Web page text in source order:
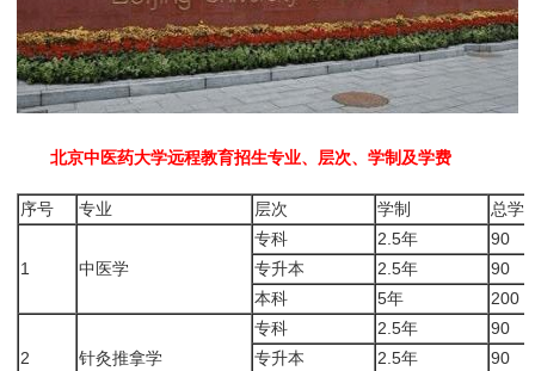
北京中医药大学远程教育招生专业、层次、学制及学费
序号 专业 层次 学制 总学
1 中医学
专科 2.5年
90
专升本
2.5年
90
本科
5年 200
2 针灸推拿学
专科 2.5年
90
专升本
2.5年
90